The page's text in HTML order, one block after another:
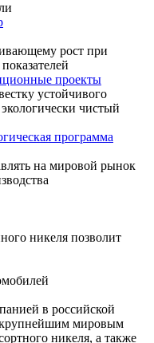
рост при
проекты
устойчивого
чистый
программа
на мировой рынок
никеля позволит
в российской
крупнейшим мировым
никеля, а также